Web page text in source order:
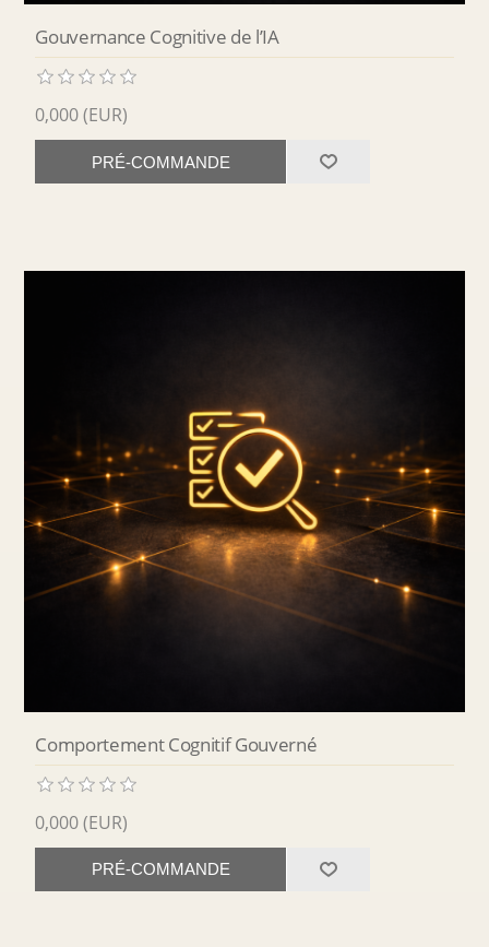
Gouvernance Cognitive de l’IA
0,000 (EUR)
PRÉ-COMMANDE
Comportement Cognitif Gouverné
0,000 (EUR)
PRÉ-COMMANDE